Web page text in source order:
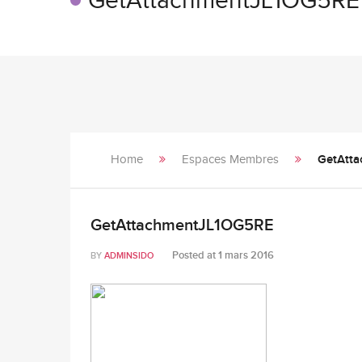
Home Espaces Membres
GetAttachmentJL1OG5RE
BY ADMINSIDO Posted at1 mars 2016